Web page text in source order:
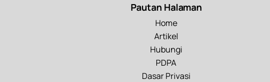
Pautan Halaman
Home
Artikel
Hubungi
PDPA
Dasar Privasi